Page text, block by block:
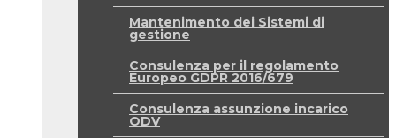
Mantenimento dei Sistemi di
gestione
Consulenza per il regolamento
Europeo GDPR 2016/679
Consulenza assunzione incarico
ODV